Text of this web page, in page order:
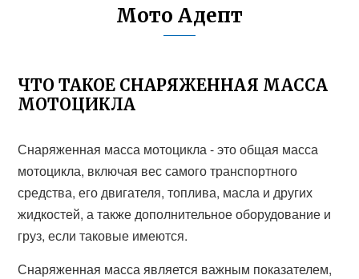
Мото Адепт
ЧТО ТАКОЕ СНАРЯЖЕННАЯ МАССА
МОТОЦИКЛА
Снаряженная масса мотоцикла - это общая масса
мотоцикла, включая вес самого транспортного
средства, его двигателя, топлива, масла и других
жидкостей, а также дополнительное оборудование и
груз, если таковые имеются.
Снаряженная масса является важным показателем,